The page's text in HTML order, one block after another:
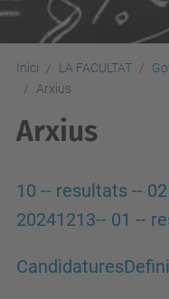
Inici LA FACULTAT
Arxius
Arxius
10 -- resultats --
20241213-- 01 --